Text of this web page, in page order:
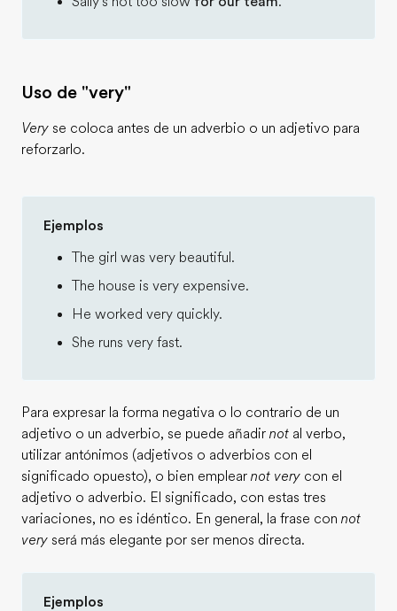
Uso de "very"
Very se coloca antes de un adverbio o un adjetivo para
reforzarlo.
Ejemplos
The girl was very beautiful.
The house is very expensive.
He worked very quickly.
She runs very fast.
Para expresar la forma negativa o lo contrario de un
adjetivo o un adverbio, se puede añadir not al verbo,
utilizar antónimos (adjetivos o adverbios con el
significado opuesto), o bien emplear not very con el
adjetivo o adverbio. El significado, con estas tres
variaciones, no es idéntico. En general, la frase con not
very será más elegante por ser menos directa.
Ejemplos